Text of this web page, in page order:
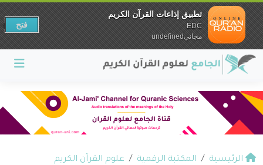
الرئيسية المكتبة الرقمية
علوم القرآن الكريم
تطبيق إذاعات القرآن الكريم
EDC
مجانيundefined
فتح